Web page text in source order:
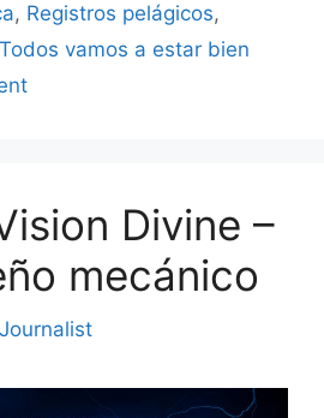
, Registros pelágicos,
Todos vamos a estar bien
Divine –
mecánico
Journalist